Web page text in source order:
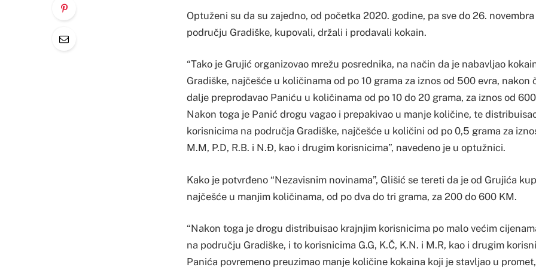
Optuženi su da su zajedno, od početka 2020. godine, pa sve do 26.
području Gradiške, kupovali, držali i prodavali kokain.
“Tako je Grujić organizovao mrežu posrednika, na način da je nabavljao
Gradiške, najčešće u količinama od po 10 grama za iznos od 500 evra, nakon
dalje preprodavao Paniću u količinama od po 10 do 20 grama, za iznos od
Nakon toga je Panić drogu vagao i prepakivao u manje količine, te
korisnicima na područja Gradiške, najčešće u količini od po 0,5 grama za
M.M, P.D, R.B. i N.Đ, kao i drugim korisnicima”, navedeno je u optužnici.
Kako je potvrđeno “Nezavisnim novinama”, Glišić se tereti da je od Grujića
najčešće u manjim količinama, od po dva do tri grama, za 200 do 600 KM.
“Nakon toga je drogu distribuisao krajnjim korisnicima po malo većim
na području Gradiške, i to korisnicima G.G, K.Č, K.N. i M.R, kao i drugim
Panića povremeno preuzimao manje količine kokaina koji je stavljao u